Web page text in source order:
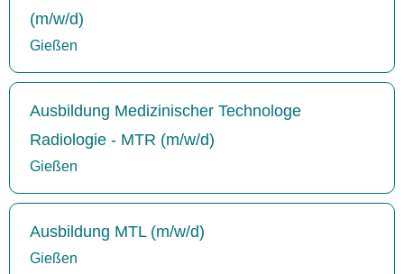
(m/w/d)
Gießen
Ausbildung Medizinischer Technologe
Radiologie - MTR (m/w/d)
Gießen
Ausbildung MTL (m/w/d)
Gießen